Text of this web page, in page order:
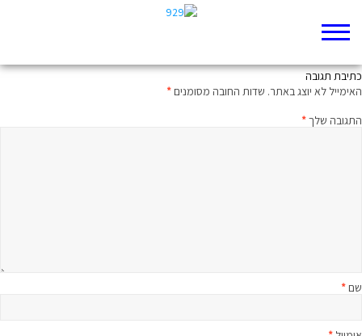
כתיבת תגובה
האימייל לא יוצג באתר. שדות החובה מסומנים*
התגובה שלך*
שם*